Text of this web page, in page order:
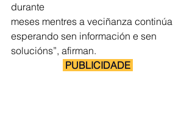
durante
meses mentres a veciñanza continúa
esperando sen información e sen
solucións”, afirman.
PUBLICIDADE